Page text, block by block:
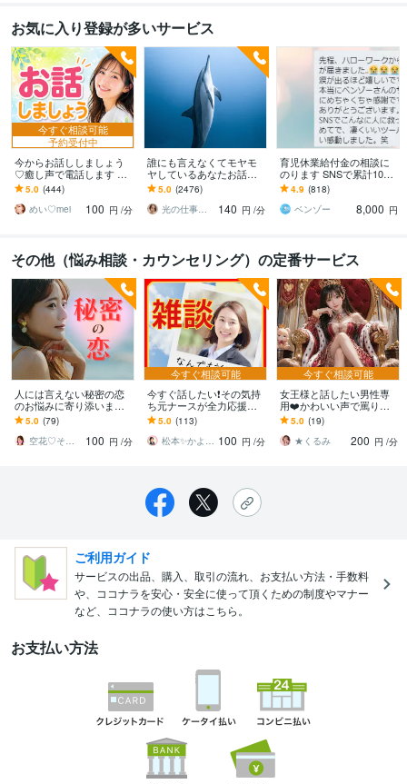
お気に入り登録が多いサービス
今すぐ相談可能
予約受付中
今からお話ししましょう
♡癒し声で電話します 気
楽にフリートーク♡雑談
から悩み相談まで✨5分で
も大歓迎❤️
5.0 (444)
めい♡mei
100 円 /分
誰にも言えなくてモヤモ
ヤしているあなたお話伺
います ひとりで抱え込ま
ないで！ちょっと聞いて
ほしい！でも大丈夫❤️
5.0 (2476)
光の仕事人☆picari
140 円 /分
育児休業給付金の相談に
のります SNSで累計1000
件超回答した、現役社労
士事務所職員が対応
4.9 (818)
ベンゾー
8,000 円
その他（悩み相談・カウンセリング）の定番サービス
人には言えない秘密の恋
のお悩みに寄り添います
不倫・浮気・同性愛・禁
断の恋♡どんな秘密の恋
愛も否定しません
5.0 (79)
空花♡そらはな✨心に寄り添う占い師✨
100 円 /分
今すぐ相談可能
今すぐ話したい❗その気持
ち元ナースが全力応援し
ます 恋愛/学校/仕事/友人/
夫婦/自慢/愚痴/推し/心理
資格有✨
5.0 (113)
松本✨かよ 優しい時間 100 円 /分
今すぐ相談可能
女王様と話したい男性専
用❤️かわいい声で罵りま
す 超カワイイくるみ女王
様が性癖のお悩みを全て
解決します♡
5.0 (19)
★くるみ
200 円 /分
ご利用ガイド
サービスの出品、購入、取引の流れ、お支払い方法・手数料
や、ココナラを安心・安全に使って頂くための制度やマナー
など、ココナラの使い方はこちら。
お支払い方法